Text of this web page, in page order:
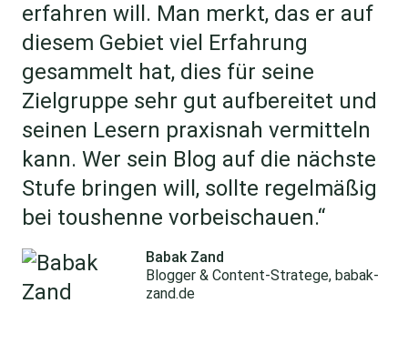
erfahren will. Man merkt, das er auf
diesem Gebiet viel Erfahrung
gesammelt hat, dies für seine
Zielgruppe sehr gut aufbereitet und
seinen Lesern praxisnah vermitteln
kann. Wer sein Blog auf die nächste
Stufe bringen will, sollte regelmäßig
bei toushenne vorbeischauen.“
Babak Zand
Blogger & Content-Stratege, babak-
zand.de